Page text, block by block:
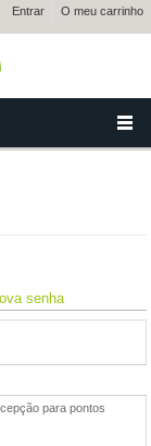
Entrar O meu carrinho
senha
para pontos